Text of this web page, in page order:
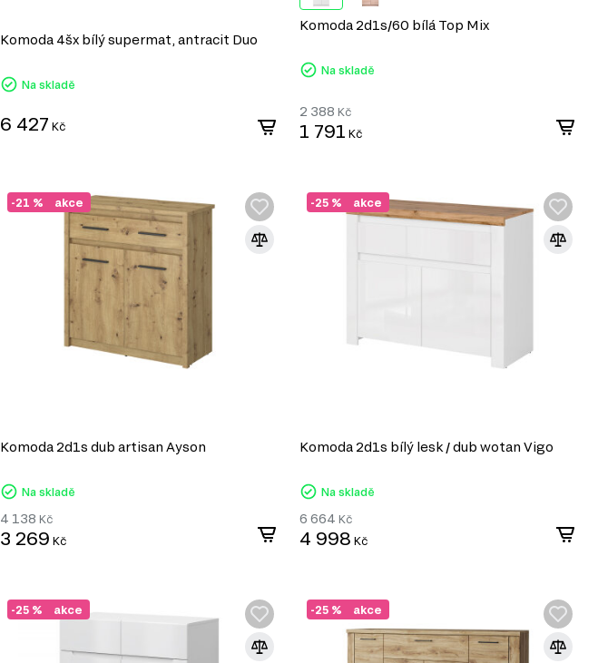
Komoda 4šx bílý supermat, antracit Duo
Na skladě
6 427 Kč
Komoda 2d1s/60 bílá Top Mix
Na skladě
2 388 Kč
1 791 Kč
akce
-21 %
Komoda 2d1s dub artisan Ayson
Na skladě
4 138 Kč
3 269 Kč
akce
-25 %
Komoda 2d1s bílý lesk / dub wotan Vigo
Na skladě
6 664 Kč
4 998 Kč
akce
-25 % akce
-25 %